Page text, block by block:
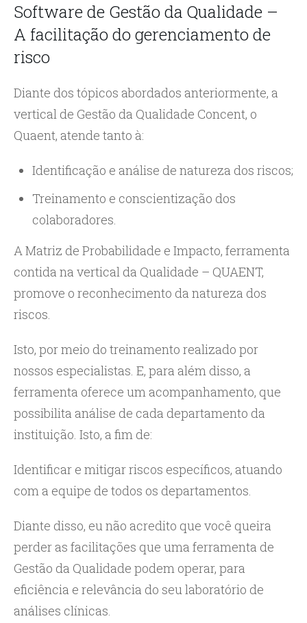
Software de Gestão da Qualidade –
A facilitação do gerenciamento de
risco
Diante dos tópicos abordados anteriormente, a
vertical de Gestão da Qualidade Concent, o
Quaent, atende tanto à:
Identificação e análise de natureza dos riscos;
Treinamento e conscientização dos
colaboradores.
A Matriz de Probabilidade e Impacto, ferramenta
contida na vertical da Qualidade – QUAENT,
promove o reconhecimento da natureza dos
riscos.
Isto, por meio do treinamento realizado por
nossos especialistas. E, para além disso, a
ferramenta oferece um acompanhamento, que
possibilita análise de cada departamento da
instituição. Isto, a fim de:
Identificar e mitigar riscos específicos, atuando
com a equipe de todos os departamentos.
Diante disso, eu não acredito que você queira
perder as facilitações que uma ferramenta de
Gestão da Qualidade podem operar, para
eficiência e relevância do seu laboratório de
análises clínicas.